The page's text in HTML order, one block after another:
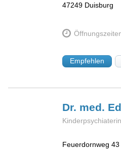
47249 Duisburg
Empfehlen
Dr. med.
Kinderpsychiaterin
Feuerdornweg 43